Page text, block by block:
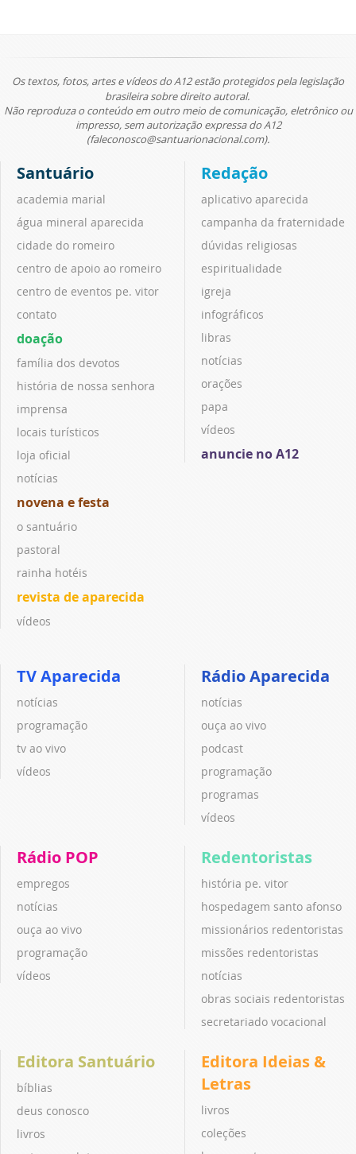
Os textos, fotos, artes e vídeos do A12 estão protegidos pela legislação
brasileira sobre direito autoral.
Não reproduza o conteúdo em outro meio de comunicação, eletrônico ou
impresso, sem autorização expressa do A12
(faleconosco@santuarionacional.com).
Santuário
academia marial
água mineral aparecida
cidade do romeiro
centro de apoio ao romeiro
centro de eventos pe. vitor
contato
doação
família dos devotos
história de nossa senhora
imprensa
locais turísticos
loja oficial
notícias
novena e festa
o santuário
pastoral
rainha hotéis
revista de aparecida
vídeos
Redação
aplicativo aparecida
campanha da fraternidade
dúvidas religiosas
espiritualidade
igreja
infográficos
libras
notícias
orações
papa
vídeos
anuncie no A12
TV Aparecida
notícias
programação
tv ao vivo
vídeos
Rádio Aparecida
notícias
ouça ao vivo
podcast
programação
programas
vídeos
Rádio POP
empregos
notícias
ouça ao vivo
programação
vídeos
Redentoristas
história pe. vitor
hospedagem santo afonso
missionários redentoristas
missões redentoristas
notícias
obras sociais redentoristas
secretariado vocacional
Editora Santuário
bíblias
deus conosco
livros
Editora Ideias &
Letras
livros
coleções